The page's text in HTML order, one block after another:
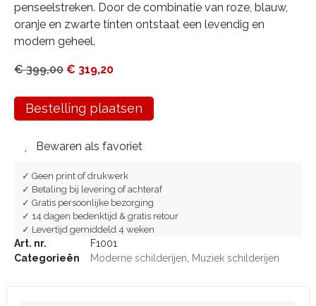
penseelstreken. Door de combinatie van roze, blauw,
oranje en zwarte tinten ontstaat een levendig en
modern geheel.
€399,00 € 319,20
Bestelling plaatsen
Bewaren als favoriet
✓ Geen print of drukwerk
✓ Betaling bij levering of achteraf
✓ Gratis persoonlijke bezorging
✓ 14 dagen bedenktijd & gratis retour
✓ Levertijd gemiddeld 4 weken
Art. nr.
F1001
Categorieën
Moderne schilderijen Muziek schilderijen